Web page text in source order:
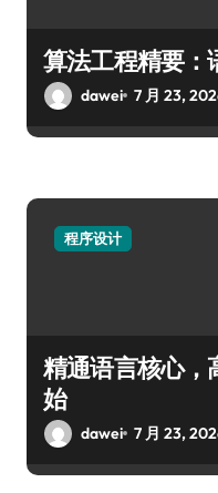
算法工程精要：
dawei 7 月 23,
程序设计
精通语言核心，
始
dawei 7 月 23,